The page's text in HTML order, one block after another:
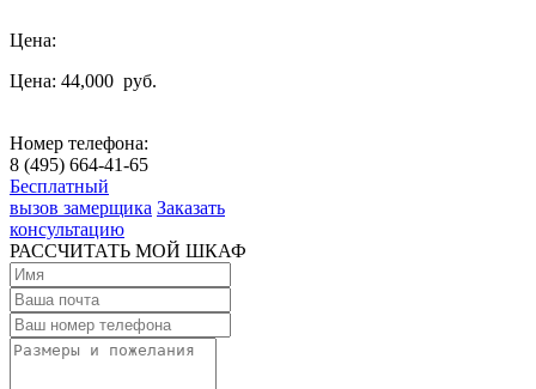
Цена:
Цена: 44,000 руб.
Номер телефона:
8 (495) 664-41-65
Бесплатный
вызов замерщика Заказать
консультацию
РАССЧИТАТЬ МОЙ ШКАФ